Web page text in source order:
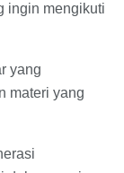
ingin mengikuti
yang
materi yang